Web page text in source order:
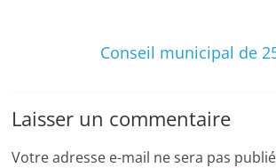
Conseil municipal de
Laisser un commentaire
Votre adresse e-mail ne sera pas